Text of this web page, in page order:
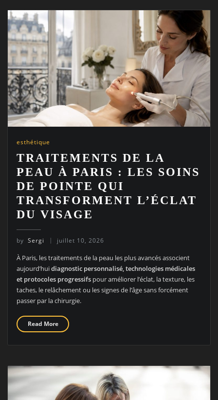
esthétique
TRAITEMENTS DE LA
PEAU À PARIS : LES SOINS
DE POINTE QUI
TRANSFORMENT L’ÉCLAT
DU VISAGE
by Sergi juillet 10, 2026
À Paris, les traitements de la peau les plus avancés associent
aujourd’huidiagnostic personnalisé, technologies médicales
et protocoles progressifspour améliorer l’éclat, la texture, les
taches, le relâchement ou les signes de l’âge sans forcément
passer par la chirurgie.
Read More